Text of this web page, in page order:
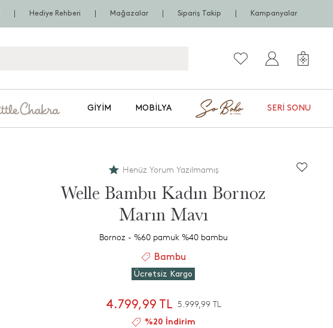
Hediye Rehberi Mağazalar Sipariş Takip Kampanyalar
GIYIM MOBILYA SERI SONU
Henüz Yorum Yazılmamış
Welle Bambu Kadın Bornoz
Marın Mavı
Bornoz - %60 pamuk %40 bambu
Bambu
Ücretsiz Kargo
4.799,99 TL 5.999,99 TL
%20 İndirim